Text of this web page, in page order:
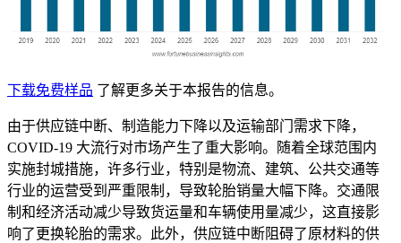
下载免费样品 了解更多关于本报告的信息。
由于供应链中断、制造能力下降以及运输部门需求下降，
COVID-19 大流行对市场产生了重大影响。随着全球范围内
实施封城措施，许多行业，特别是物流、建筑、公共交通等
行业的运营受到严重限制，导致轮胎销量大幅下降。交通限
制和经济活动减少导致货运量和车辆使用量减少，这直接影
响了更换轮胎的需求。此外，供应链中断阻碍了原材料的供